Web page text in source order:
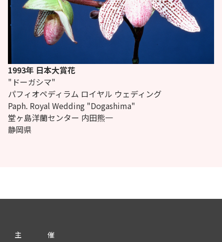
1993年 日本大賞花
"ドーガシマ"
パフィオペディラム ロイヤル ウェディング
Paph. Royal Wedding "Dogashima"
堂ヶ島洋蘭センター 内田熊一
静岡県
主
催